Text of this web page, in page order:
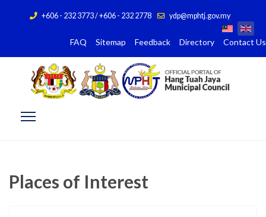
+606 - 232 3773 / +606 - 232 2778 ydp@mphtj.gov.my
FAQ Sitemap Feedback Directory Contact Us
Places of Interest